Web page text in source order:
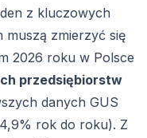
z kluczowych
zmierzyć się
2026 roku w Polsce
przedsiębiorstw
danych GUS
rok do roku). Z